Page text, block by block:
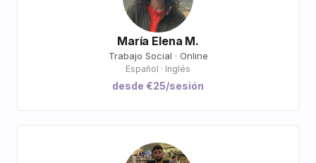
María Elena M.
Trabajo Social · Online
Español · Inglés
desde €25/sesión